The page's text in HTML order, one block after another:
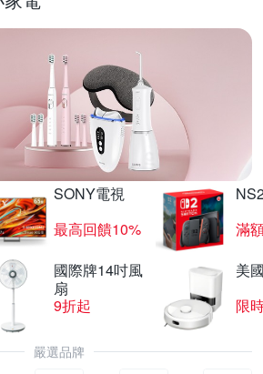
SONY電視
最高回饋10%
滿
國際牌14吋風
扇
9折起
美
限
嚴選品牌